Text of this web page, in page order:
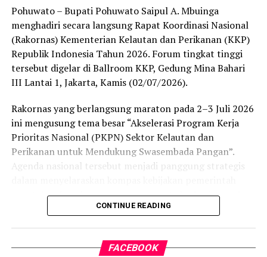
sesuai ketentuan yang berlaku. Komitmen kami jelas,
penegakan hukum terhadap PETI dilakukan secara
berkelanjutan,” tegas IPTU Renly.
Saat ini seluruh barang bukti beserta kedua terduga
pelaku telah digelandang ke Mapolres Pohuwato guna
masih melengkapi administrasi penyidikan (mindik) dan
menginterogasi sejumlah saksi untuk membongkar
jaringan penambangan ilegal tersebut secara
menyeluruh.
melaporkan aktivitas ilegal ini. Partisipasi aktif
masyarakat sangat krusial dalam menjaga kondusivitas
keamanan serta kelestarian ekosistem lingkungan di
Kabupaten Pohuwato,” tambah IPTU Renly.
Pohuwato – Bupati Pohuwato Saipul A. Mbuinga
menghadiri secara langsung Rapat Koordinasi Nasional
(Rakornas) Kementerian Kelautan dan Perikanan (KKP)
Republik Indonesia Tahun 2026. Forum tingkat tinggi
tersebut digelar di Ballroom KKP, Gedung Mina Bahari
III Lantai 1, Jakarta, Kamis (02/07/2026).
Rakornas yang berlangsung maraton pada 2–3 Juli 2026
ini mengusung tema besar “Akselerasi Program Kerja
Prioritas Nasional (PKPN) Sektor Kelautan dan
Perikanan untuk Mendukung Swasembada Pangan”.
Agenda nasional tersebut menjadi panggung strategis
pusat dan daerah guna mempercepat eksekusi proyek
strategis di sektor bahari.
otentik komitmen Pemerintah Kabupaten Pohuwato
CONTINUE READING
FACEBOOK